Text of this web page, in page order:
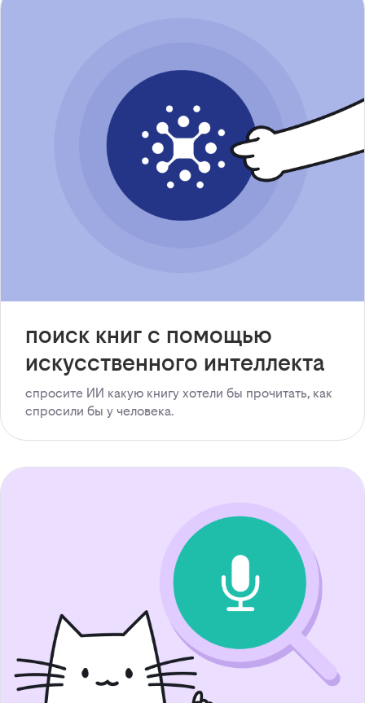
поиск книг с помощью
искусственного интеллекта
спросите ИИ какую книгу хотели бы прочитать, как
спросили бы у человека.